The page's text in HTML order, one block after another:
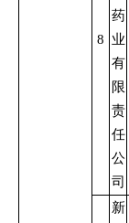
8
药
业
有
限
责
任
公
司
新